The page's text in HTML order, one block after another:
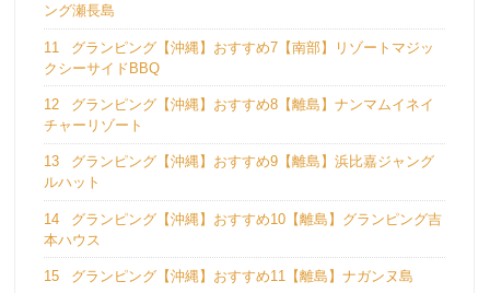
ング瀬長島
11
グランピング【沖縄】おすすめ7【南部】リゾートマジッ
クシーサイドBBQ
12
グランピング【沖縄】おすすめ8【離島】ナンマムイネイ
チャーリゾート
13
グランピング【沖縄】おすすめ9【離島】浜比嘉ジャング
ルハット
14
グランピング【沖縄】おすすめ10【離島】グランピング吉
本ハウス
15 グランピング【沖縄】おすすめ11【離島】ナガンヌ島